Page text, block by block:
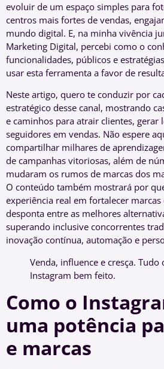
evoluir de um espaço simples para
centros mais fortes de vendas,
mundo digital. E, na minha vivência
Marketing Digital, percebi como o
funcionalidades, públicos e
usar esta ferramenta a favor de
Neste artigo, quero te conduzir por
estratégico desse canal, mostrando
e caminhos para atrair clientes, gerar
seguidores em vendas. Não espere
compartilhar milhares de
de campanhas vitoriosas, além de
mudaram os rumos de marcas dos
O conteúdo também mostrará por
experiência real em fortalecer
desponta entre as melhores
superando inclusive concorrentes
inovação contínua, automação e
Venda, influence e cresça. Tudo
Instagram bem feito.
Como o
uma potência
e marcas